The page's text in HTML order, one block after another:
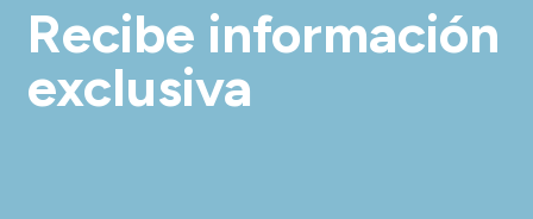
Recibe información
exclusiva